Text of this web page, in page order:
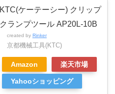
KTC(ケーテーシー) クリップ
クランプツール AP20L-10B
created by Rinker
京都機械工具(KTC)
Amazon 楽天市場
Yahooショッピング